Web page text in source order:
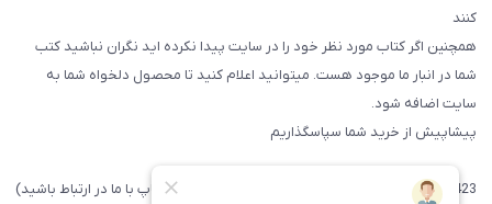
کنند
همچنین اگر کتاب مورد نظر خود را در سایت پیدا نکرده اید نگران نباشید کتب
شما در انبار ما موجود هست. میتوانید اعلام کنید تا محصول دلخواه شما به
سایت اضافه شود.
پیشاپیش از خرید شما سپاسگذاریم
09371742423 (لطفا فقط پیامک داده و یا از طریق واتساپ با ما در ارتباط باشید)